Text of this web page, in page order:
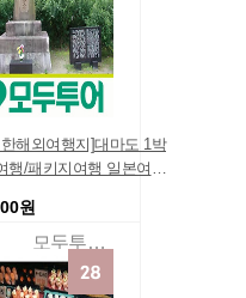
해외여행지]대마도 1박
행/패키지여행 일본여
본여행지 [가성비최고]
천여행 밤여행여행패키
경비,일본온천여행 일
료칸여행 [고객최다추
원
모두투어패키지